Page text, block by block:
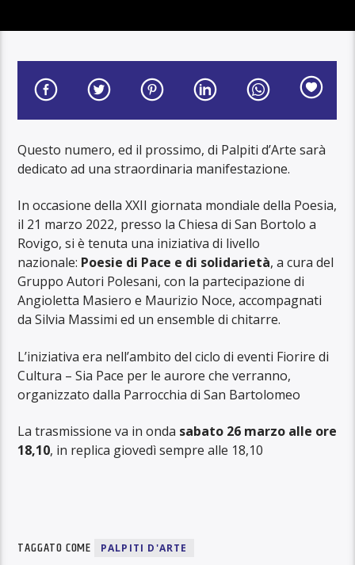
Questo numero, ed il prossimo, di Palpiti d’Arte sarà
dedicato ad una straordinaria manifestazione.
In occasione della XXII giornata mondiale della Poesia,
il 21 marzo 2022, presso la Chiesa di San Bortolo a
Rovigo, si è tenuta una iniziativa di livello
nazionale: Poesie di Pace e di solidarietà, a cura del
Gruppo Autori Polesani, con la partecipazione di
Angioletta Masiero e Maurizio Noce, accompagnati
da Silvia Massimi ed un ensemble di chitarre.
L’iniziativa era nell’ambito del ciclo di eventi Fiorire di
Cultura – Sia Pace per le aurore che verranno,
organizzato dalla Parrocchia di San Bartolomeo
La trasmissione va in onda sabato 26 marzo alle ore
18,10, in replica giovedì sempre alle 18,10
TAGGATO COME PALPITI D'ARTE